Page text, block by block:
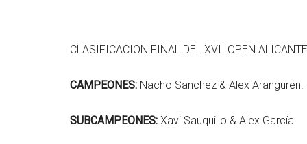
CLASIFICACION FINAL DEL XVII OPEN
CAMPEONES: Nacho Sanchez & Alex Aranguren.
SUBCAMPEONES: Xavi Sauquillo & Alex García.